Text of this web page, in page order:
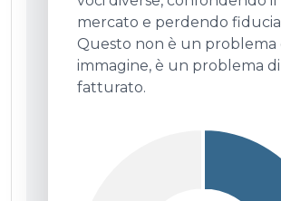
mercato e perdendo
Questo non è un problema
immagine, è un problema di
fatturato.